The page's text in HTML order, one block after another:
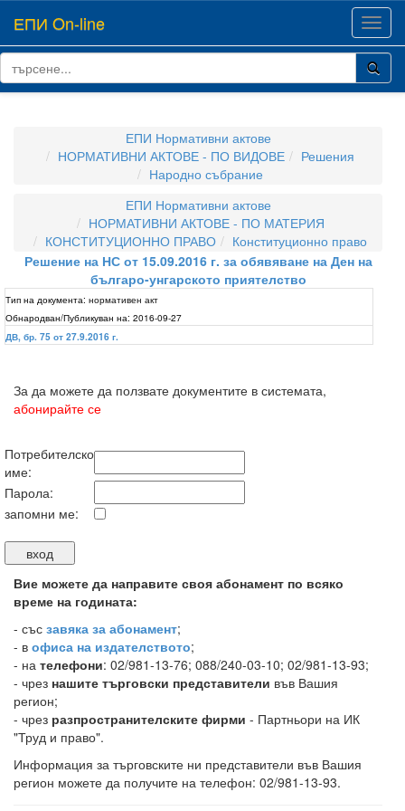
ЕПИ On-line
ЕПИ Нормативни актове
НОРМАТИВНИ АКТОВЕ - ПО ВИДОВЕ
Решения
Народно събрание
ЕПИ Нормативни актове
НОРМАТИВНИ АКТОВЕ - ПО МАТЕРИЯ
КОНСТИТУЦИОННО ПРАВО
Конституционно право
Решение на НС от 15.09.2016 г. за обявяване на Ден на
българо-унгарското приятелство
Тип на документа: нормативен акт
Обнародван/Публикуван на: 2016-09-27
ДВ, бр. 75 от 27.9.2016 г.
За да можете да ползвате документите в системата,
абонирайте се
Потребителско
име:
Парола:
запомни ме:
Вие можете да направите своя абонамент по всяко
време на годината:
- със завяка за абонамент;
- в офиса на издателството;
- на телефони: 02/981-13-76; 088/240-03-10; 02/981-13-93;
- чрез нашите търговски представители във Вашия
регион;
- чрез разпространителските фирми - Партньори на ИК
"Труд и право".
Информация за търговските ни представители във Вашия
регион можете да получите на телефон: 02/981-13-93.